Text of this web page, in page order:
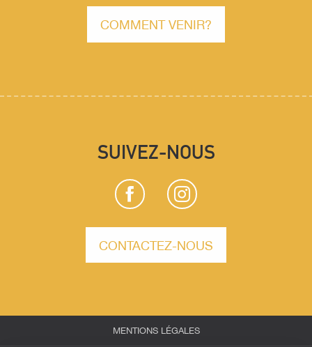
COMMENT VENIR?
SUIVEZ-NOUS
CONTACTEZ-NOUS
MENTIONS LÉGALES